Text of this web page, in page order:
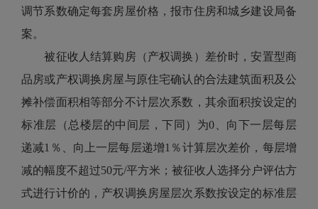
调节系数确定每套房屋价格，报市住房和城乡建设局备
案。
被征收人结算购房（产权调换）差价时，安置型商
品房或产权调换房屋与原住宅确认的合法建筑面积及公
摊补偿面积相等部分不计层次系数，其余面积按设定的
标准层（总楼层的中间层，下同）为0、向下一层每层
递减1％、向上一层每层递增1％计算层次差价，每层增
减的幅度不超过50元/平方米；被征收人选择分户评估方
式进行计价的，产权调换房屋层次系数按设定的标准层